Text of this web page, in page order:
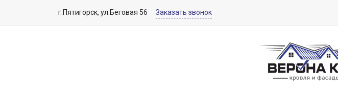
г.Пятигорск, ул.Беговая 56 Заказать звонок